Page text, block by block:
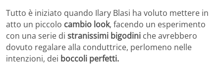
Tutto è iniziato quando Ilary Blasi ha voluto mettere in
atto un piccolo cambio look, facendo un esperimento
con una serie di stranissimi bigodini che avrebbero
dovuto regalare alla conduttrice, perlomeno nelle
intenzioni, dei boccoli perfetti.